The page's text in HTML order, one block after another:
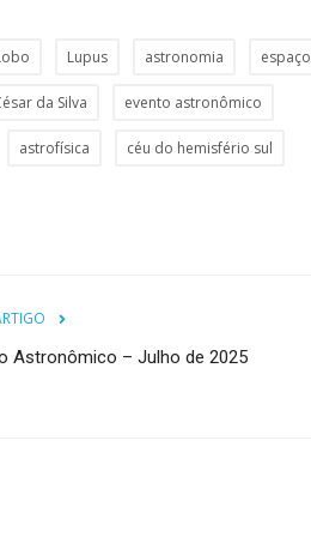
Lupus astronomia espaço
da Silva evento astronômico
astrofísica céu do hemisfério sul
Astronômico – Julho de 2025